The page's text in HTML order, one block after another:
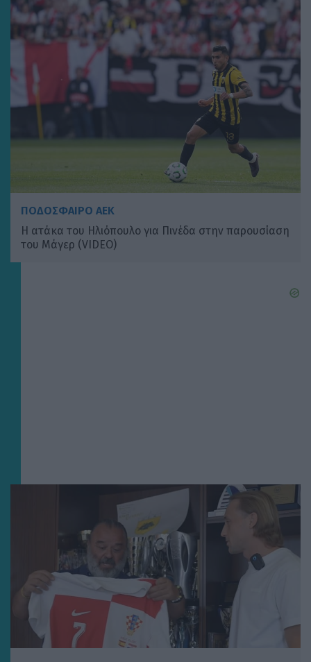
ΠΟΔΟΣΦΑΙΡΟ ΑΕΚ
Η ατάκα του Ηλιόπουλο για Πινέδα στην παρουσίαση
του Μάγερ (VIDEO)